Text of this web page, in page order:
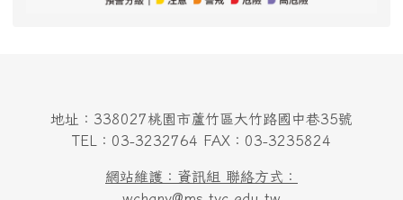
地址：338027桃園市蘆竹區大竹路國中巷35號
TEL：03-3232764 FAX：03-3235824
網站維護：資訊組 聯絡方式：